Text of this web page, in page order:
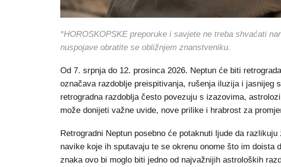
*HOROSKOPSKE preporuke i savjete ne treba shvaćati
nuspojave obratite se obližnjem znanstveniku.
Od 7. srpnja do 12. prosinca 2026. Neptun će biti
označava razdoblje preispitivanja, rušenja iluzija i jasnijeg
retrogradna razdoblja često povezuju s izazovima,
može donijeti važne uvide, nove prilike i hrabrost za
Retrogradni Neptun posebno će potaknuti ljude da
navike koje ih sputavaju te se okrenu onome što im doista
znaka ovo bi moglo biti jedno od najvažnijih astroloških